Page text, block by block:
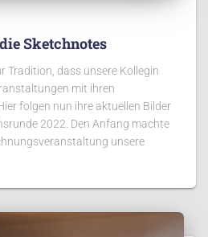
Sketchnotes
Tradition, dass unsere Kollegin
mit ihren
folgen nun ihre aktuellen Bilder
2022. Den Anfang machte
unsere